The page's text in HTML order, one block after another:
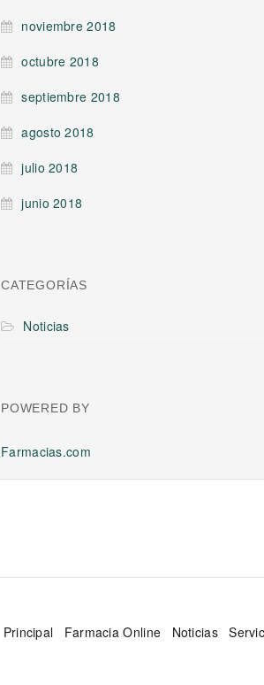
noviembre 2018
octubre 2018
septiembre 2018
agosto 2018
julio 2018
junio 2018
CATEGORÍAS
Noticias
POWERED BY
Farmacias.com
Principal Farmacia Online Noticias